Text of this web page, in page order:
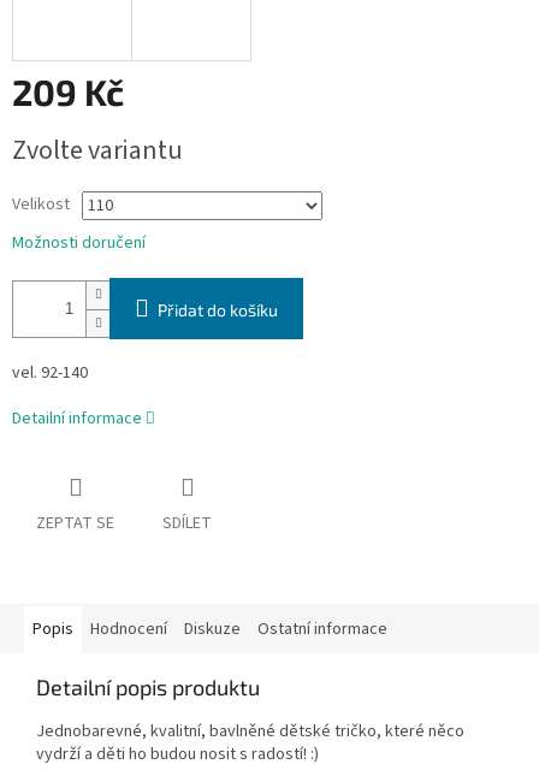
209 Kč
cena:
Zvolte variantu
Velikost
Možnosti doručení
Přidat do košíku
vel. 92-140
Detailní informace
ZEPTAT SE SDÍLET
Popis Hodnocení Diskuze Ostatní informace
Detailní popis produktu
Jednobarevné, kvalitní, bavlněné dětské tričko, které něco
vydrží a děti ho budou nosit s radostí! :)